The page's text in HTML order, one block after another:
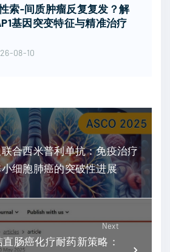
索-间质肿瘤反复复发？解
基因突变特征与精准治疗
08-10
合西米普利单抗：免疫治疗
细胞肺癌的突破性进展
Next
肠癌化疗耐药新策略：